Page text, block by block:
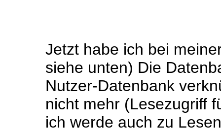
Jetzt habe ich bei
siehe unten) Die
Nutzer-Datenbank
nicht mehr (Lesezugriff
ich werde auch zu